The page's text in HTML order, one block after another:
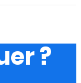
?